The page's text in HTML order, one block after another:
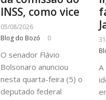
INSS, como vice
05/08/2026
Blog do Bozó
0
O senador Flávio
Bolsonaro anunciou
nesta quarta-feira (5) o
deputado federal
A